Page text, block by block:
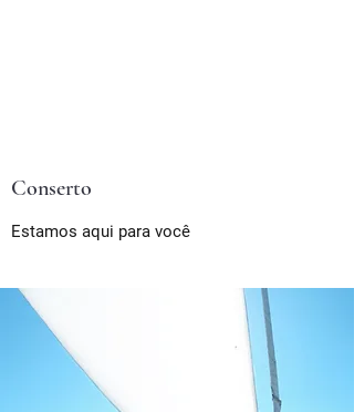
Conserto
Estamos aqui para você